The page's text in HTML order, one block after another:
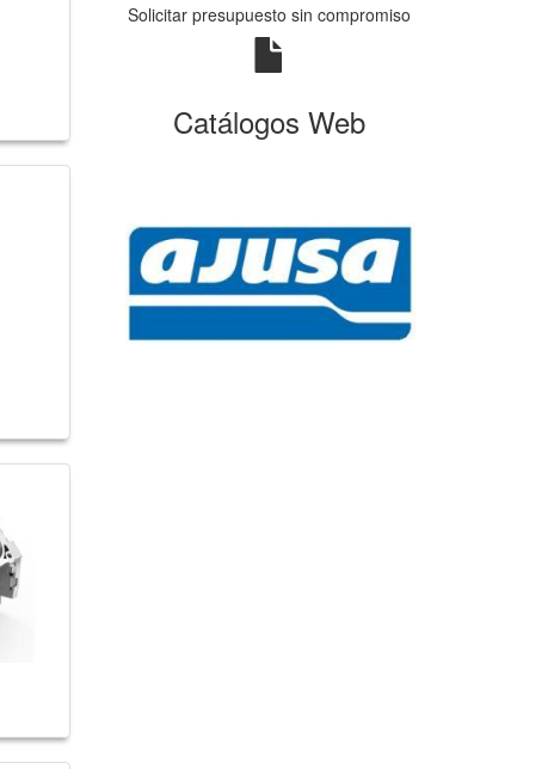
Solicitar presupuesto sin compromiso
Catálogos Web